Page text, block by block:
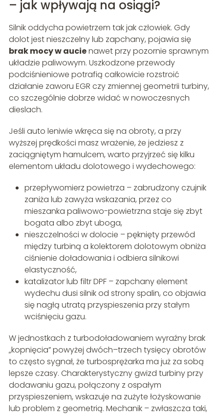
– jak wpływają na osiągi?
Silnik oddycha powietrzem tak jak człowiek. Gdy
dolot jest nieszczelny lub zapchany, pojawia się
brak mocy w aucienawet przy pozornie sprawnym
układzie paliwowym. Uszkodzone przewody
podciśnieniowe potrafią całkowicie rozstroić
działanie zaworu EGR czy zmiennej geometrii turbiny,
co szczególnie dobrze widać w nowoczesnych
dieslach.
Jeśli auto leniwie wkręca się na obroty, a przy
wyższej prędkości masz wrażenie, że jedziesz z
zaciągniętym hamulcem, warto przyjrzeć się kilku
elementom układu dolotowego i wydechowego:
przepływomierz powietrza – zabrudzony czujnik
zaniża lub zawyża wskazania, przez co
mieszanka paliwowo-powietrzna staje się zbyt
bogata albo zbyt uboga,
nieszczelności w dolocie – pęknięty przewód
między turbiną a kolektorem dolotowym obniża
ciśnienie doładowania i odbiera silnikowi
elastyczność,
katalizator lub filtr DPF – zapchany element
wydechu dusi silnik od strony spalin, co objawia
się nagłą utratą przyspieszenia przy stałym
wciśnięciu gazu.
W jednostkach z turbodoładowaniem wyraźny brak
„kopnięcia” powyżej dwóch–trzech tysięcy obrotów
to często sygnał, że turbosprężarka ma już za sobą
lepsze czasy. Charakterystyczny gwizd turbiny przy
dodawaniu gazu, połączony z ospałym
przyspieszeniem, wskazuje na zużyte łożyskowanie
lub problem z geometrią. Mechanik – zwłaszcza taki,